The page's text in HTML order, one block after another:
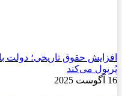
افزایش حقوق تاریخی؛ دولت
پُرپول می‌کند
16 آگوست 2025